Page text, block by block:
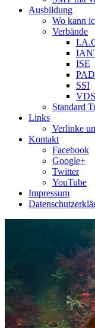
Ausbildung
Wo kann
Verbände
ISE
SSI
Standard
Links
Verlinke
Kontakt
Facebook
Google+
Twitter
YouTube
Impressum
Das
https://
Das alte